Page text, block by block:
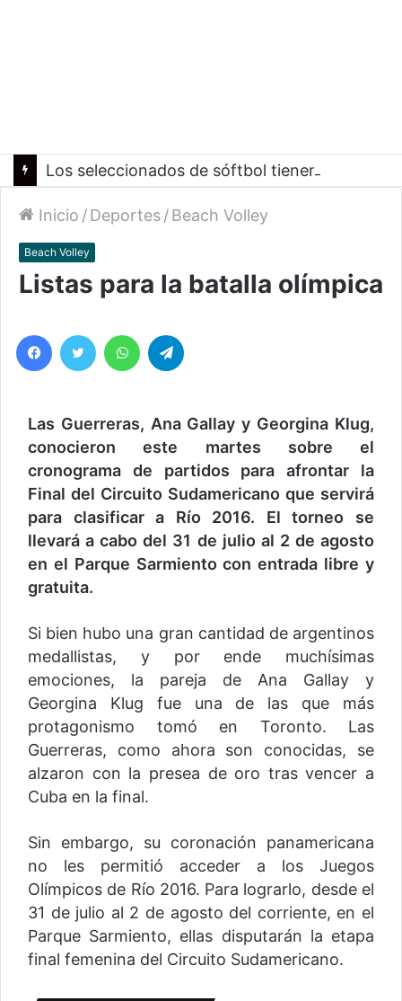
Inicio /Deportes/Beach Volley
Beach Volley
Listas para la batalla olímpica
Las Guerreras, Ana Gallay y Georgina Klug,
conocieron este martes sobre el
cronograma de partidos para afrontar la
Final del Circuito Sudamericano que servirá
para clasificar a Río 2016. El torneo se
llevará a cabo del 31 de julio al 2 de agosto
en el Parque Sarmiento con entrada libre y
gratuita.
Si bien hubo una gran cantidad de argentinos
medallistas, y por ende muchísimas
emociones, la pareja de Ana Gallay y
Georgina Klug fue una de las que más
protagonismo tomó en Toronto. Las
Guerreras, como ahora son conocidas, se
alzaron con la presea de oro tras vencer a
Cuba en la final.
Sin embargo, su coronación panamericana
no les permitió acceder a los Juegos
Olímpicos de Río 2016. Para lograrlo, desde el
31 de julio al 2 de agosto del corriente, en el
Parque Sarmiento, ellas disputarán la etapa
final femenina del Circuito Sudamericano.